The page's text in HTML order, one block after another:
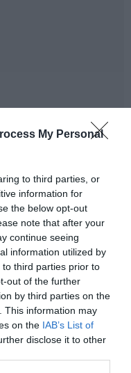
My Personal
to third parties, or
information for
the below opt-out
note that after your
continue seeing
information utilized by
third parties prior to
out of the further
by third parties on the
This information may
on the IAB’s List of
disclose it to other
Norte mostró una
de la demanda
ese impacto,
general.
logró un